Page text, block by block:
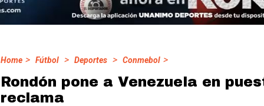
Home > Fútbol > Deportes > Conmebol >
Rondón pone a Venezuela en
reclama